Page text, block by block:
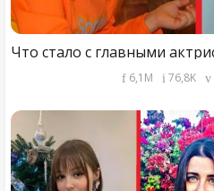
6,1M 76,8K